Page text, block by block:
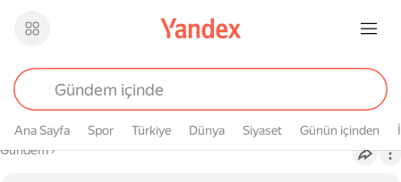
Ana Sayfa Spor Türkiye Dünya Siyaset Günün içinden
Buradasın
Gündem›